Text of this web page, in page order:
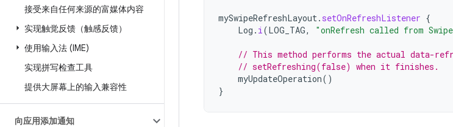
接受来自任何来源的富媒体内容
实现触觉反馈（触感反馈）
使用输入法 (IME)
实现拼写检查工具
提供大屏幕上的输入兼容性
向应用添加通知
mySwipeRefreshLayout. setOnRefreshListener {
Log . i(LOG_TAG, "onRefresh called from
// This method performs the actual data-
// setRefreshing(false) when it finishes.
myUpdateOperation()
}